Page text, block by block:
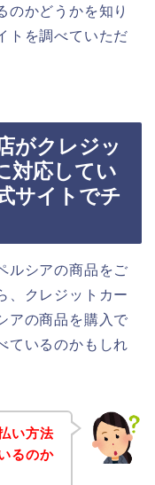
のかどうかを知り
トを調べていただ
がクレジッ
対応してい
サイトでチ
ルシアの商品をご
、クレジットカー
アの商品を購入で
ているのかもしれ
い方法
るのか